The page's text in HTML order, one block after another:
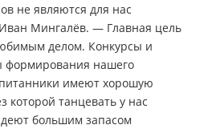
не являются для нас
Мингалёв. — Главная цель
делом. Конкурсы и
формирования нашего
имеют хорошую
которой танцевать у нас
большим запасом